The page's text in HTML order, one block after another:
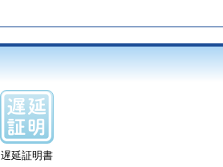
遅延証明書